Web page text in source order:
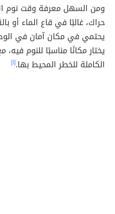
ومن السهل معرفة وقت نوم
حراك، غالبًا في قاع الماء أو
يحتمي في مكان آمان في
يختار مكانًا مناسبًا للنوم
الكاملة للخطر المحيط بها.[١]